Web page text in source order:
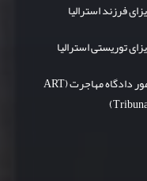
فرزند استرالیا
توریستی استرالیا
امور دادگاه مهاجرت (ART